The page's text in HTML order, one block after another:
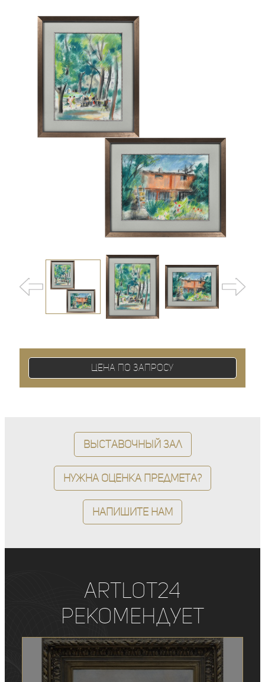
Цена по запросу
Выставочный зал
Нужна оценка предмета?
Напишите нам
ArtLot24
рекомендует